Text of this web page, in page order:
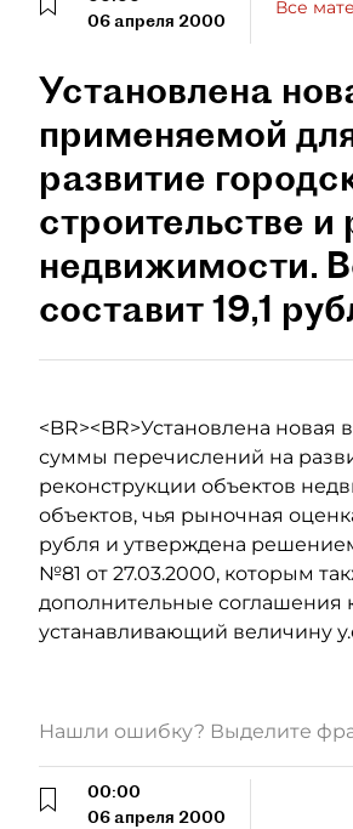
06 апреля 2000
Все
Установлена
применяемой
развитие
строительстве
недвижимости.
составит 19,1
<BR><BR>Установлена
суммы перечислений на
реконструкции объектов
объектов, чья рыночная
рубля и утверждена
№81 от 27.03.2000, которым
дополнительные соглашения
устанавливающий величину
Нашли ошибку? Выделите
00:00
06 апреля 2000